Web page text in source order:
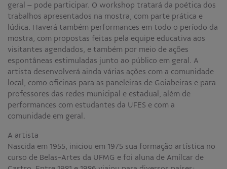
geral – pode participar. O workshop tratará da poética dos
trabalhos apresentados na mostra, com parte prática e
lúdica. Haverá também performances em todo o período da
mostra, com propostas feitas pela equipe educativa aos
visitantes agendados, e também por meio de ações
espontâneas estimuladas junto ao público em geral. A
artista desenvolverá ainda várias ações com a comunidade
local, como oficinas para as paneleiras de Goiabeiras e para
professores das redes municipal e estadual, além de
performances com estudantes da UFES e com a
comunidade em geral.
A artista
Nascida em 1955, iniciou em 1975 sua formação artística no
curso de Belas-Artes da UFMG e foi aluna de Amílcar de